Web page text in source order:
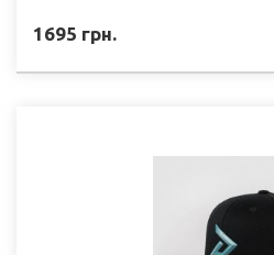
1695 грн.